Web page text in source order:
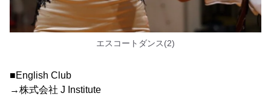
エスコートダンス(2)
■English Club
→株式会社 J Institute